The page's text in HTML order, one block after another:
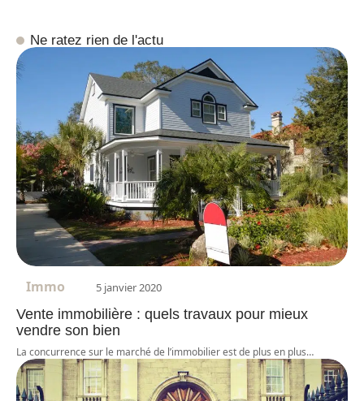
Ne ratez rien de l'actu
Immo 5 janvier 2020
Vente immobilière : quels travaux pour mieux
vendre son bien
La concurrence sur le marché de l’immobilier est de plus en plus…